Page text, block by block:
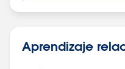
Aprendizaje